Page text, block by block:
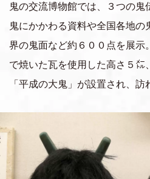
鬼の交流博物館では、３つの鬼
鬼にかかわる資料や全国各地
界の鬼面など約６００点を展示
で焼いた瓦を使用した高さ５㍍
「平成の大鬼」が設置され、訪